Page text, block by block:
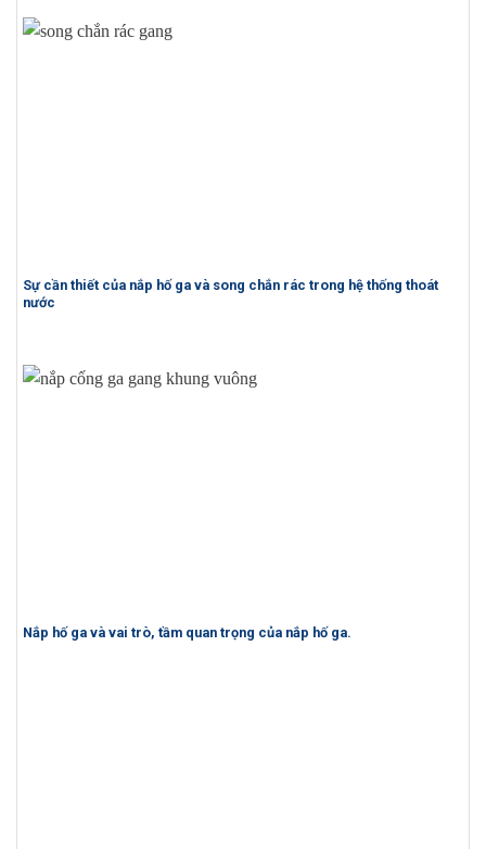
Sự cần thiết của nắp hố ga và song chắn rác trong hệ thống thoát
nước
Nắp hố ga và vai trò, tầm quan trọng của nắp hố ga.